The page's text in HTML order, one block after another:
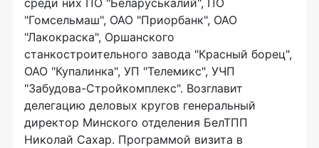
среди них ПО "Беларуськалий", ПО
"Гомсельмаш", ОАО "Приорбанк", ОАО
"Лакокраска", Оршанского
станкостроительного завода "Красный борец",
ОАО "Купалинка", УП "Телемикс", УЧП
"Забудова-Стройкомплекс". Возглавит
делегацию деловых кругов генеральный
директор Минского отделения БелТПП
Николай Сахар. Программой визита в